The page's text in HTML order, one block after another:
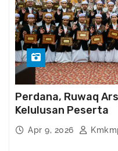
Perdana, Ruwaq
Kelulusan Peserta
Apr 9, 2026